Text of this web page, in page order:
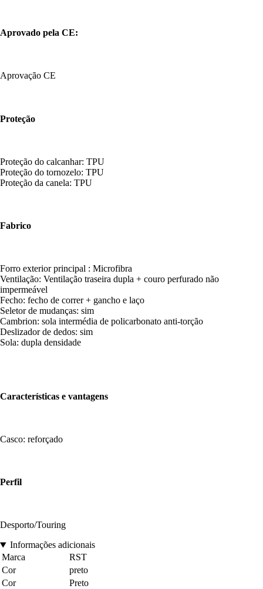
Aprovado pela CE:
Aprovação CE
Proteção
Proteção do calcanhar: TPU
Proteção do tornozelo: TPU
Proteção da canela: TPU
Fabrico
Forro exterior principal : Microfibra
Ventilação: Ventilação traseira dupla + couro perfurado não
impermeável
Fecho: fecho de correr + gancho e laço
Seletor de mudanças: sim
Cambrion: sola intermédia de policarbonato anti-torção
Deslizador de dedos: sim
Sola: dupla densidade
Características e vantagens
Casco: reforçado
Perfil
Desporto/Touring
Informações adicionais
Marca
RST
Cor
preto
Cor
Preto